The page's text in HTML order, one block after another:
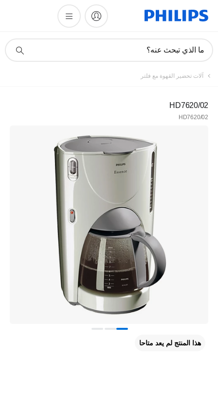
دعم
ما الذي تبحث عنه؟
آلات تحضير القهوة مع فلتر
HD7620/02
HD7620/02
هذا المنتج لم يعد متاحا